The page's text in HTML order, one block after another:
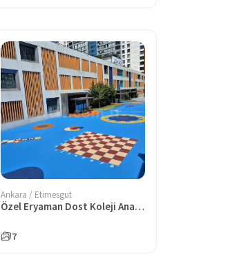
Ankara / Etimesgut
Özel Eryaman Dost Koleji Anadolu Lisesi
7